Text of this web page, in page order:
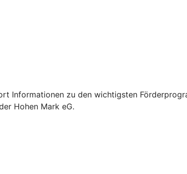
Informationen zu den wichtigsten
Hohen Mark eG.